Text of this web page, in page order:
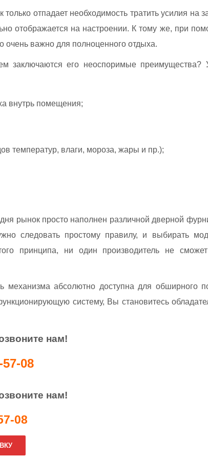
отпадает необходимость тратить усилия на
отображается на настроении. К тому же, при
очень важно для полноценного отдыха.
заключаются его неоспоримые преимущества?
внутрь помещения;
температур, влаги, мороза, жары и пр.);
рынок просто наполнен различной дверной
следовать простому правилу, и выбирать
принципа, ни один производитель не сможет
абсолютно доступна для обширного
систему, Вы становитесь
нам!
57-08
нам!
08